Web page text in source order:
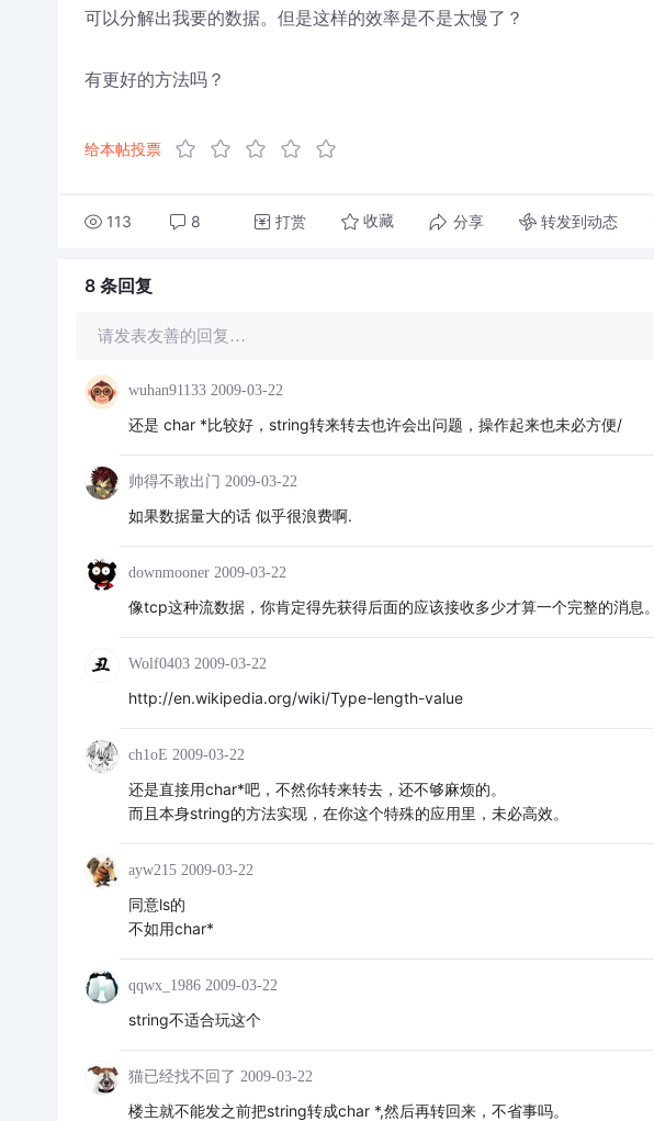
可以分解出我要的数据。但是这样的效率是不是太慢了？
有更好的方法吗？
给本帖投票
113 8 打赏 收藏 分享 转发到动态
8 条回复
请发表友善的回复…
wuhan91133 2009-03-22
还是 char *比较好，string转来转去也许会出问题，操作起来也未必方便/
帅得不敢出门 2009-03-22
如果数据量大的话 似乎很浪费啊.
downmooner 2009-03-22
像tcp这种流数据，你肯定得先获得后面的应该接收多少才算一个完整的消息。
Wolf0403 2009-03-22
http://en.wikipedia.org/wiki/Type-length-value
ch1oE 2009-03-22
还是直接用char*吧，不然你转来转去，还不够麻烦的。
而且本身string的方法实现，在你这个特殊的应用里，未必高效。
ayw215 2009-03-22
同意ls的
不如用char*
qqwx_1986 2009-03-22
string不适合玩这个
猫已经找不回了 2009-03-22
楼主就不能发之前把string转成char *,然后再转回来，不省事吗。